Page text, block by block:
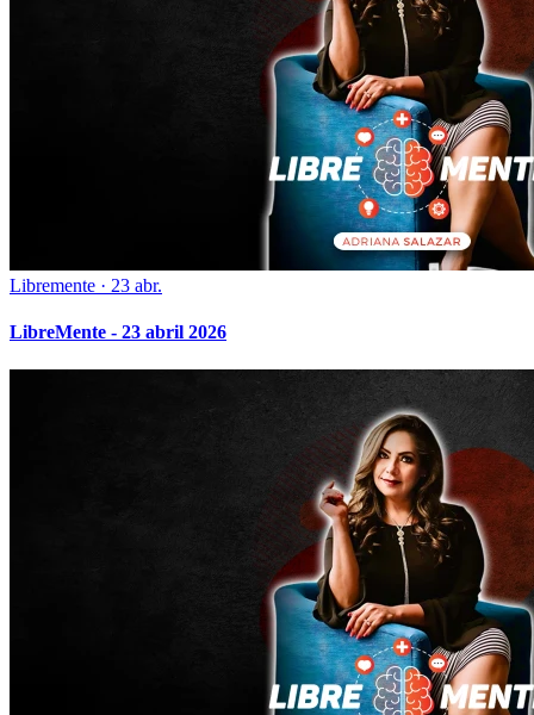
Libremente · 23 abr.
LibreMente - 23 abril 2026